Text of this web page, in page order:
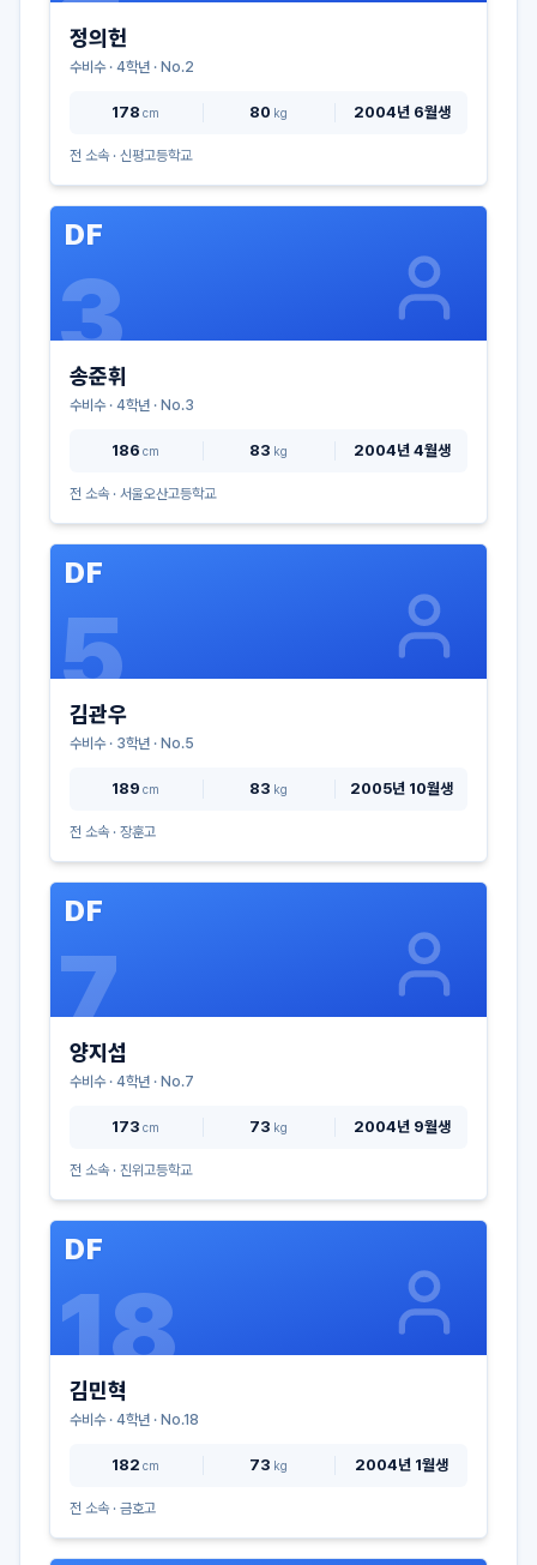
정의헌
수비수· 4학년 · No.2
178 cm 80 kg 2004년 6월생
전 소속 · 신평고등학교
DF
3
송준휘
수비수· 4학년 · No.3
186 cm 83 kg 2004년 4월생
전 소속 · 서울오산고등학교
DF
5
김관우
수비수· 3학년 · No.5
189 cm 83 kg 2005년 10월생
전 소속 · 장훈고
DF
7
양지섭
수비수· 4학년 · No.7
173 cm 73 kg 2004년 9월생
전 소속 · 진위고등학교
DF
18
김민혁
수비수· 4학년 · No.18
182 cm 73 kg 2004년 1월생
전 소속 · 금호고